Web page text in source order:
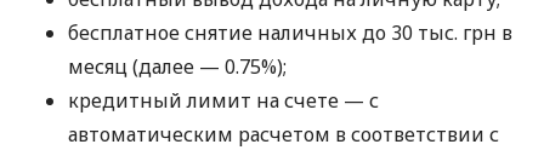
бесплатное снятие наличных до 30 тыс. грн в
месяц (далее — 0.75%);
кредитный лимит на счете — с
автоматическим расчетом в соответствии с